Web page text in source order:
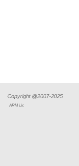
Copyright @2007-2025
ARM Llc